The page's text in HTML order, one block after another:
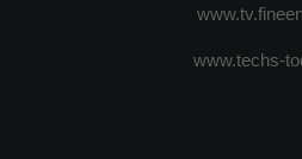
www.techs-